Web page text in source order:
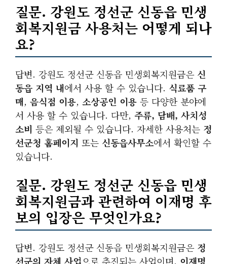
질문. 강원도 정선군 신동읍 민생
회복지원금 사용처는 어떻게 되나
요?
답변. 강원도 정선군 신동읍 민생회복지원금은 신
동읍 지역 내에서 사용 할 수 있습니다. 식료품 구
매, 음식점 이용, 소상공인 이용 등 다양한 분야에
서 사용 할 수 있습니다. 다만, 주류, 담배, 사치성
소비 등은 제외될 수 있습니다. 자세한 사용처는 정
선군청 홈페이지 또는 신동읍사무소에서 확인할 수
있습니다.
질문. 강원도 정선군 신동읍 민생
회복지원금과 관련하여 이재명 후
보의 입장은 무엇인가요?
답변. 강원도 정선군 신동읍 민생회복지원금은 정
선군의 자체 사업으로 추진되는 사업이며, 이재명